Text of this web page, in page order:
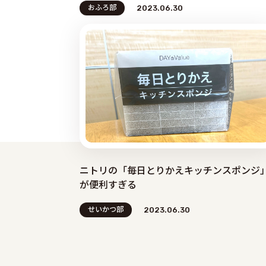
おふろ部 2023.06.30
ニトリの「毎日とりかえキッチンスポンジ
が便利すぎる
せいかつ部 2023.06.30